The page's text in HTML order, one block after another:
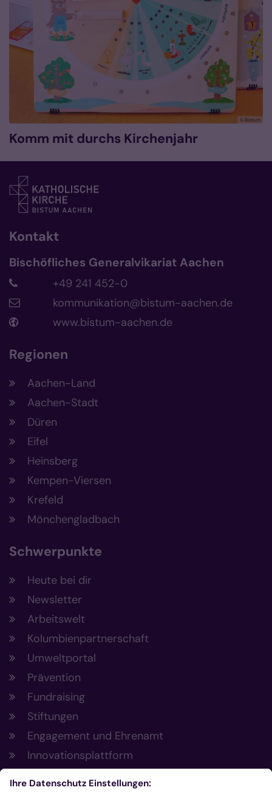
© Bistum
Komm mit durchs Kirchenjahr
Kontakt
Bischöfliches Generalvikariat Aachen
+49 241 452-0
kommunikation@bistum-aachen.de
www.bistum-aachen.de
Regionen
Aachen-Land
Aachen-Stadt
Düren
Eifel
Heinsberg
Kempen-Viersen
Krefeld
Mönchengladbach
Schwerpunkte
Heute bei dir
Newsletter
Arbeitswelt
Kolumbienpartnerschaft
Umweltportal
Prävention
Fundraising
Stiftungen
Engagement und Ehrenamt
Innovationsplattform
Aus der Plattform